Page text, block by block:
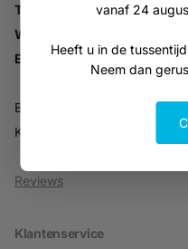
vanaf 24
Heeft u in de
Neem dan
Klantenservice
Tel:
+31 (0)318 553946
Whatsapp:
Email: info@vitabron.nl
BTW NL816914679B01
KVK 30216701
Reviews